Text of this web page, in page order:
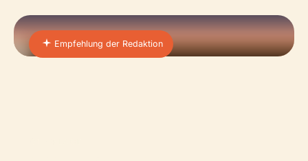
Empfehlung der Redaktion